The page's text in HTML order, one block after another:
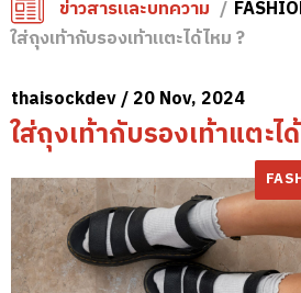
ข่าวสารและบทความ
ใส่ถุงเท้ากับรองเท้าแตะได้ไหม ?
thaisockdev / 20 Nov, 2024
ใส่ถุงเท้ากับรองเท้าแตะไ